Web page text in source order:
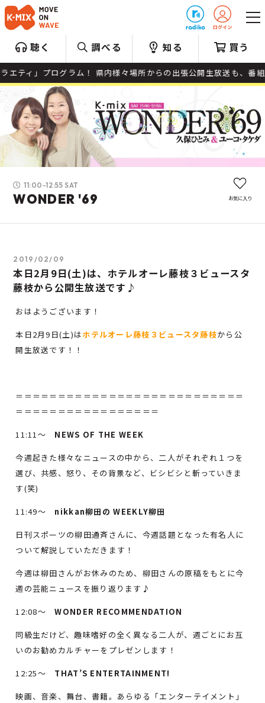
聴く 調べる 知る 買う
ィ」プログラム！ 県内様々場所からの出張公開生放送も、番組の
11:00-12:55 SAT
WONDER '69 お気に入り
2019/02/09
本日2月9日(土)は、ホテルオーレ藤枝３ビュースタ
藤枝から公開生放送です♪
おはようございます！
本日2月9日(土)はホテルオーレ藤枝３ビュースタ藤枝から公
開生放送です！！
＝＝＝＝＝＝＝＝＝＝＝＝＝＝＝＝＝＝＝＝＝＝＝＝＝＝＝
＝＝＝＝＝＝＝＝＝＝＝＝＝＝＝＝＝
11:11～ NEWS OF THE WEEK
今週起きた様々なニュースの中から、二人がそれぞれ１つを
選び、共感、怒り、その背景など、ビシビシと斬っていきま
す(笑)
11:49～ nikkan柳田の WEEKLY柳田
日刊スポーツの柳田通斉さんに、今週話題となった有名人に
ついて解説していただきます！
今週は柳田さんがお休みのため、柳田さんの原稿をもとに今
週の芸能ニュースを振り返ります♪
12:08～WONDER RECOMMENDATION
同級生だけど、趣味嗜好の全く異なる二人が、週ごとにお互
いのお勧めカルチャーをプレゼンします！
12:25～ THAT’S ENTERTAINMENT!
映画、音楽、舞台、書籍。あらゆる「エンターテイメント」